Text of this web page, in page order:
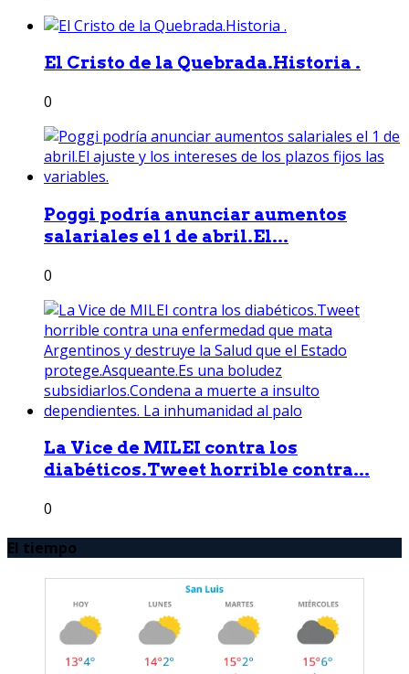
El Cristo de la Quebrada.Historia .
0
Poggi podría anunciar aumentos
salariales el 1 de abril.El...
0
La Vice de MILEI contra los
diabéticos.Tweet horrible contra...
0
El tiempo